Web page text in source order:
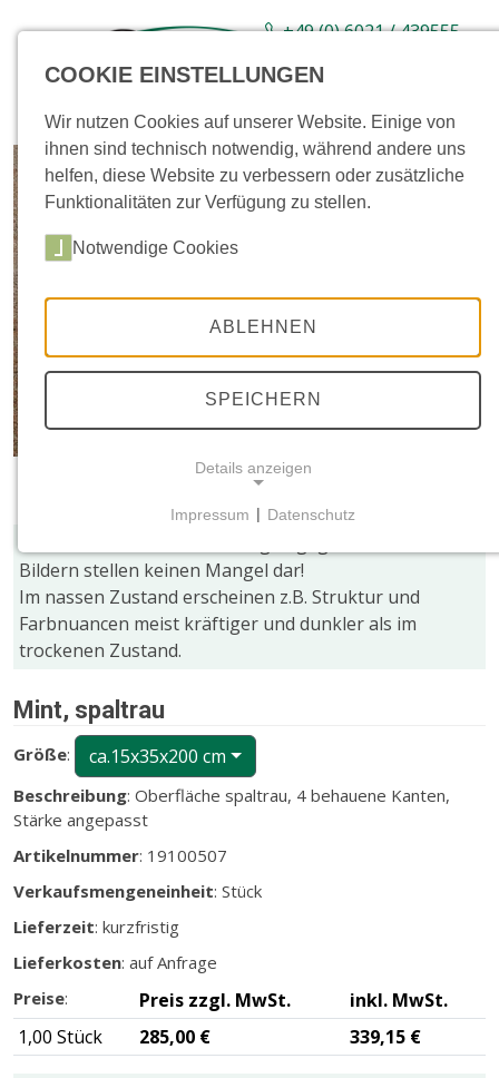
+49 (0) 6021 / 439555-
Sortiment Neuware Aktionsartikel
Bildern stellen keinen Mangel dar!
Im nassen Zustand erscheinen z.B. Struktur und
Farbnuancen meist kräftiger und dunkler als im
trockenen Zustand.
Mint, spaltrau
Größe: ca.15x35x200 cm
Beschreibung: Oberfläche spaltrau, 4 behauene Kanten,
Stärke angepasst
Artikelnummer: 19100507
Verkaufsmengeneinheit: Stück
Lieferzeit: kurzfristig
Lieferkosten: auf Anfrage
Preise: Preis zzgl. MwSt.
inkl. MwSt.
1,00 Stück
285,00 € 339,15 €
COOKIE EINSTELLUNGEN
Wir nutzen Cookies auf unserer Website. Einige von
ihnen sind technisch notwendig, während andere uns
helfen, diese Website zu verbessern oder zusätzliche
Funktionalitäten zur Verfügung zu stellen.
Notwendige Cookies
ABLEHNEN
SPEICHERN
Details anzeigen
Notwendige Cookies ermöglichen grundlegende
Funktionen und sind für die einwandfreie Funktion
der Website erforderlich.
TYPO3
fe_typo_user
Zweck:
Wird für die unverwechselbare Identifizierung eines
Anwenders gesetzt. Es bietet dem Anwender
und im Sortiment
Dieser Cookie wird beim Schließen des Browsers
gelöscht (Sitzungscookie)
Einverständnis-Cookie
Impressum | Datenschutz